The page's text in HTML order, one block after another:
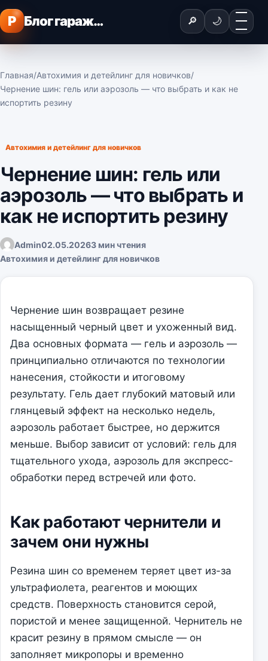
Перейти к содержимому
P Блог гаражного мастера 🔎 🌙 Меню
Главная/Автохимия и детейлинг для новичков/
Чернение шин: гель или аэрозоль — что выбрать и как не
испортить резину
Автохимия и детейлинг для новичков
Чернение шин: гель или
аэрозоль — что выбрать и
как не испортить резину
Admin02.05.20263 мин чтения
Автохимия и детейлинг для новичков
Чернение шин возвращает резине
насыщенный черный цвет и ухоженный вид.
Два основных формата — гель и аэрозоль —
принципиально отличаются по технологии
нанесения, стойкости и итоговому
результату. Гель дает глубокий матовый или
глянцевый эффект на несколько недель,
аэрозоль работает быстрее, но держится
меньше. Выбор зависит от условий: гель для
тщательного ухода, аэрозоль для экспресс-
обработки перед встречей или фото.
Как работают чернители и
зачем они нужны
Резина шин со временем теряет цвет из-за
ультрафиолета, реагентов и моющих
средств. Поверхность становится серой,
пористой и менее защищенной. Чернитель не
красит резину в прямом смысле — он
заполняет микропоры и временно